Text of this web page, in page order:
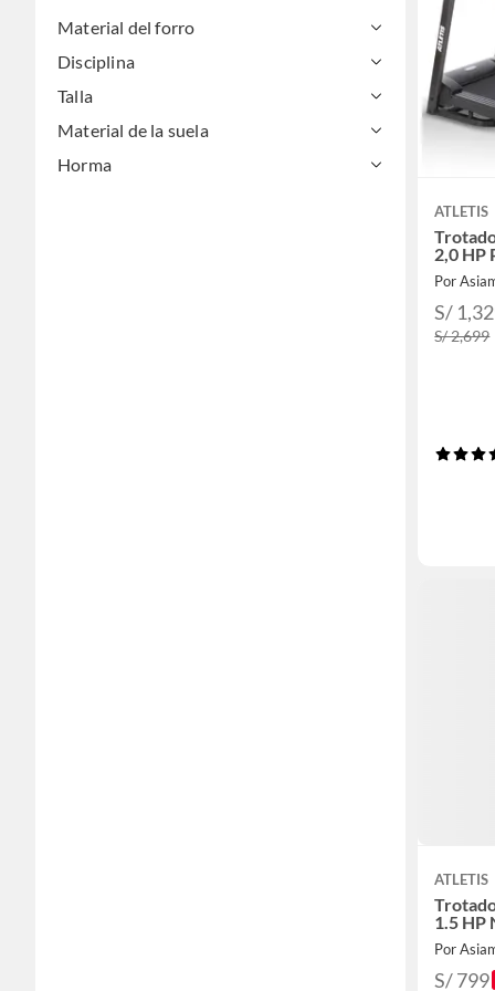
Material del forro
Disciplina
Talla
Material de la suela
Horma
ATLETIS
2,0 HP
Por
S/
S/ 2,699
ATLETIS
1.5 HP
Por
S/ 799